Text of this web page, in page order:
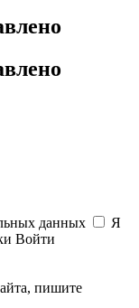
данных
Я
Войти
пишите